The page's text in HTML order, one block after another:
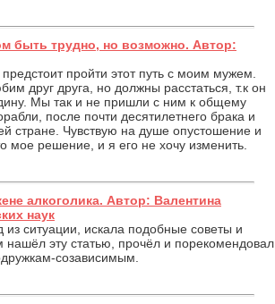
быть трудно, но возможно. Автор:
пройти этот путь с моим мужем.
друг друга, но должны расстаться, т.к он
Мы так и не пришли с ним к общему
после почти десятилетнего брака и
стране. Чувствую на душе опустошение и
мое решение, и я его не хочу изменить.
алкоголика. Автор: Валентина
наук
ситуации, искала подобные советы и
нашёл эту статью, прочёл и порекомендовал
созависимым.